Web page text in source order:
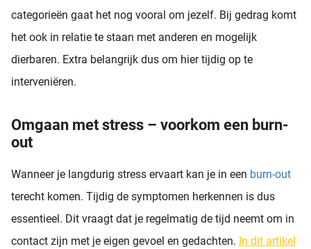
categorieën gaat het nog vooral om jezelf. Bij gedrag komt
het ook in relatie te staan met anderen en mogelijk
dierbaren. Extra belangrijk dus om hier tijdig op te
interveniëren.
Omgaan met stress – voorkom een burn-
out
Wanneer je langdurig stress ervaart kan je in een burn-out
terecht komen. Tijdig de symptomen herkennen is dus
essentieel. Dit vraagt dat je regelmatig de tijd neemt om in
contact zijn met je eigen gevoel en gedachten. In dit artikel